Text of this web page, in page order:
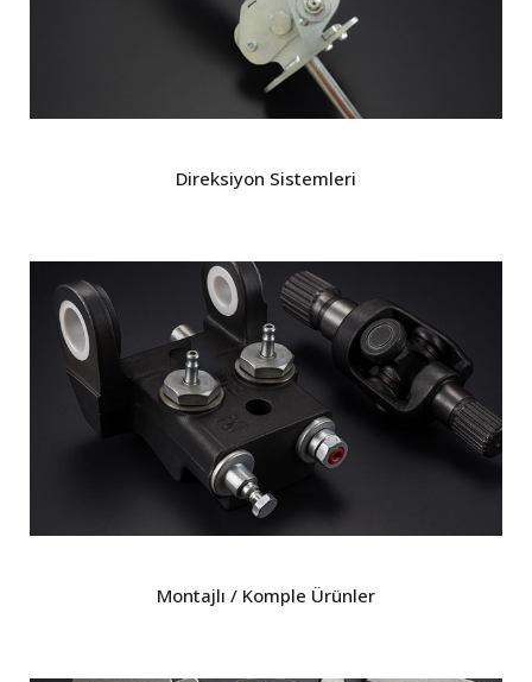
Direksiyon Sistemleri
Montajlı / Komple Ürünler